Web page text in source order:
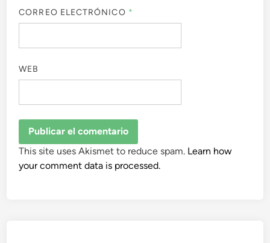
CORREO ELECTRÓNICO *
WEB
This site uses Akismet to reduce spam. Learn how
your comment data is processed.